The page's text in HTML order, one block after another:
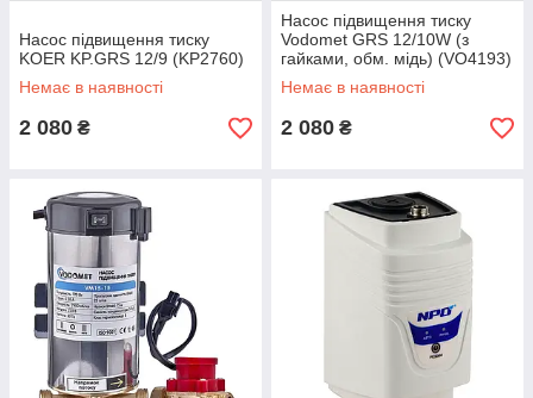
Насос підвищення тиску
KOER KP.GRS 12/9 (KP2760)
Немає в наявності
2 080 ₴
Насос підвищення тиску
Vodomet GRS 12/10W (з
гайками, обм. мідь) (VO4193)
Немає в наявності
2 080 ₴